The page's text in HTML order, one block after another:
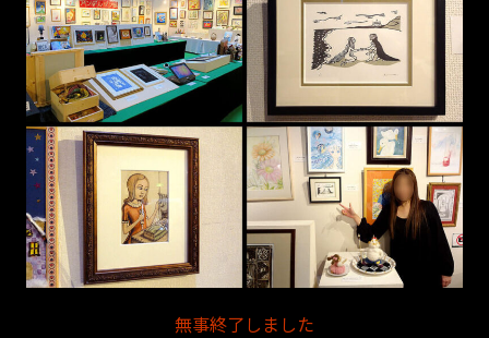
無事終了しました